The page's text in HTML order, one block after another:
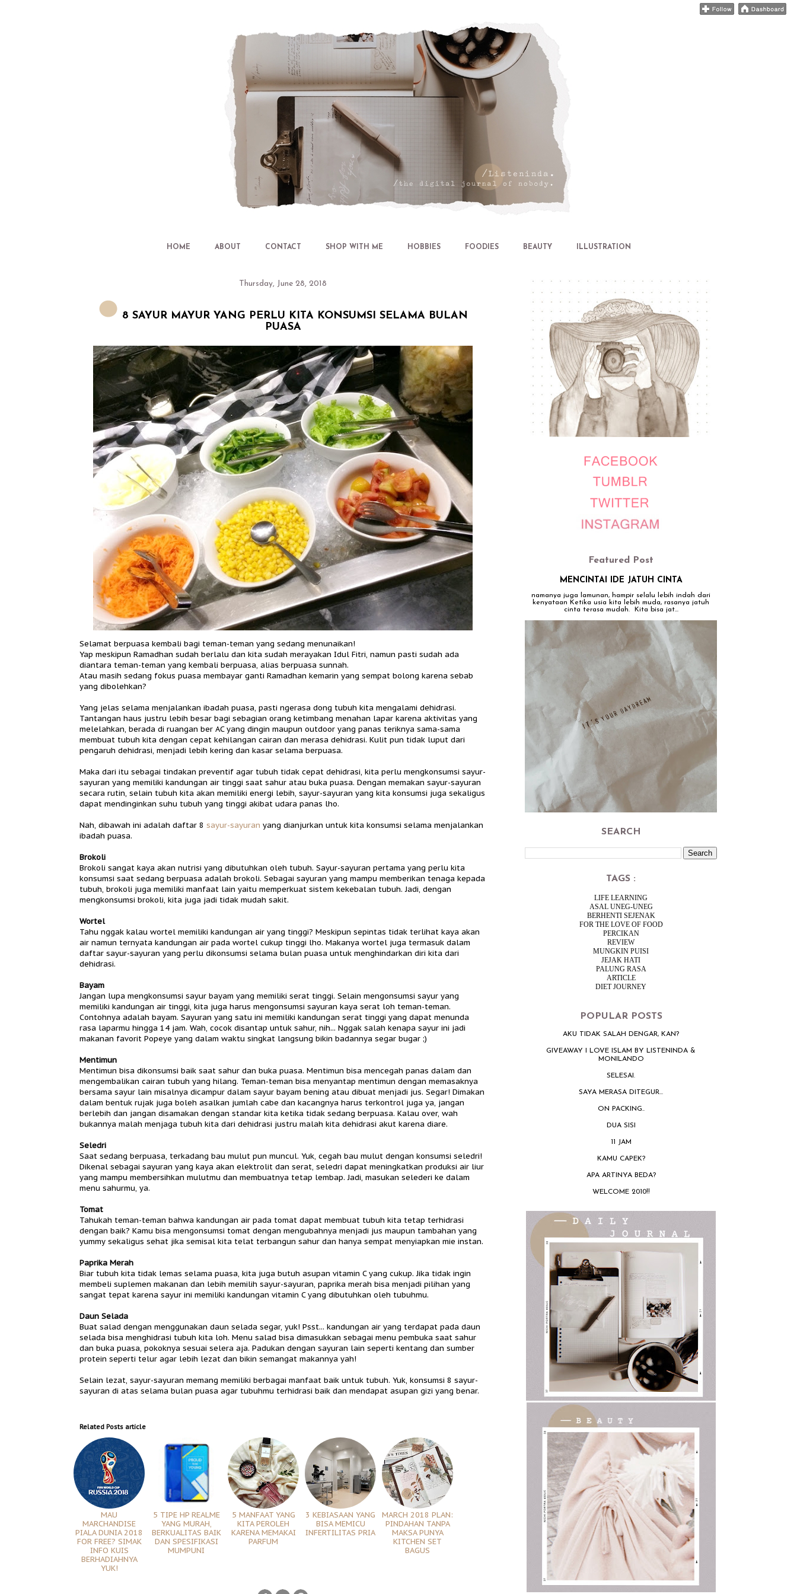
HOME ABOUT CONTACT SHOP WITH ME HOBBIES FOODIES BEAUTY ILLUSTRATION
Thursday, June 28, 2018
8 SAYUR MAYUR YANG PERLU KITA KONSUMSI SELAMA BULAN
PUASA
Selamat berpuasa kembali bagi teman-teman yang sedang menunaikan!
Yap meskipun Ramadhan sudah berlalu dan kita sudah merayakan Idul Fitri, namun pasti sudah ada
diantara teman-teman yang kembali berpuasa, alias berpuasa sunnah.
Atau masih sedang fokus puasa membayar ganti Ramadhan kemarin yang sempat bolong karena sebab
yang dibolehkan?
Yang jelas selama menjalankan ibadah puasa, pasti ngerasa dong tubuh kita mengalami dehidrasi.
Tantangan haus justru lebih besar bagi sebagian orang ketimbang menahan lapar karena aktivitas yang
melelahkan, berada di ruangan ber AC yang dingin maupun outdoor yang panas teriknya sama-sama
membuat tubuh kita dengan cepat kehilangan cairan dan merasa dehidrasi. Kulit pun tidak luput dari
pengaruh dehidrasi, menjadi lebih kering dan kasar selama berpuasa.
Maka dari itu sebagai tindakan preventif agar tubuh tidak cepat dehidrasi, kita perlu mengkonsumsi sayur-
sayuran yang memiliki kandungan air tinggi saat sahur atau buka puasa. Dengan memakan sayur-sayuran
secara rutin, selain tubuh kita akan memiliki energi lebih, sayur-sayuran yang kita konsumsi juga sekaligus
dapat mendinginkan suhu tubuh yang tinggi akibat udara panas lho.
Nah, dibawah ini adalah daftar 8 sayur-sayuran yang dianjurkan untuk kita konsumsi selama menjalankan
ibadah puasa.
Brokoli
Brokoli sangat kaya akan nutrisi yang dibutuhkan oleh tubuh. Sayur-sayuran pertama yang perlu kita
konsumsi saat sedang berpuasa adalah brokoli. Sebagai sayuran yang mampu memberikan tenaga kepada
tubuh, brokoli juga memiliki manfaat lain yaitu memperkuat sistem kekebalan tubuh. Jadi, dengan
mengkonsumsi brokoli, kita juga jadi tidak mudah sakit.
Wortel
Tahu nggak kalau wortel memiliki kandungan air yang tinggi? Meskipun sepintas tidak terlihat kaya akan
air namun ternyata kandungan air pada wortel cukup tinggi lho. Makanya wortel juga termasuk dalam
daftar sayur-sayuran yang perlu dikonsumsi selama bulan puasa untuk menghindarkan diri kita dari
dehidrasi.
Bayam
Jangan lupa mengkonsumsi sayur bayam yang memiliki serat tinggi. Selain mengonsumsi sayur yang
memiliki kandungan air tinggi, kita juga harus mengonsumsi sayuran kaya serat loh teman-teman.
Contohnya adalah bayam. Sayuran yang satu ini memiliki kandungan serat tinggi yang dapat menunda
rasa laparmu hingga 14 jam. Wah, cocok disantap untuk sahur, nih... Nggak salah kenapa sayur ini jadi
makanan favorit Popeye yang dalam waktu singkat langsung bikin badannya segar bugar ;)
Mentimun
Mentimun bisa dikonsumsi baik saat sahur dan buka puasa. Mentimun bisa mencegah panas dalam dan
mengembalikan cairan tubuh yang hilang. Teman-teman bisa menyantap mentimun dengan memasaknya
bersama sayur lain misalnya dicampur dalam sayur bayam bening atau dibuat menjadi jus. Segar! Dimakan
dalam bentuk rujak juga boleh asalkan jumlah cabe dan kacangnya harus terkontrol juga ya, jangan
berlebih dan jangan disamakan dengan standar kita ketika tidak sedang berpuasa. Kalau over, wah
bukannya malah menjaga tubuh kita dari dehidrasi justru malah kita dehidrasi akut karena diare.
Seledri
Saat sedang berpuasa, terkadang bau mulut pun muncul. Yuk, cegah bau mulut dengan konsumsi seledri!
Dikenal sebagai sayuran yang kaya akan elektrolit dan serat, seledri dapat meningkatkan produksi air liur
yang mampu membersihkan mulutmu dan membuatnya tetap lembap. Jadi, masukan selederi ke dalam
menu sahurmu, ya.
Tomat
Tahukah teman-teman bahwa kandungan air pada tomat dapat membuat tubuh kita tetap terhidrasi
dengan baik? Kamu bisa mengonsumsi tomat dengan mengubahnya menjadi jus maupun tambahan yang
yummy sekaligus sehat jika semisal kita telat terbangun sahur dan hanya sempat menyiapkan mie instan.
Paprika Merah
Biar tubuh kita tidak lemas selama puasa, kita juga butuh asupan vitamin C yang cukup. Jika tidak ingin
membeli suplemen makanan dan lebih memilih sayur-sayuran, paprika merah bisa menjadi pilihan yang
sangat tepat karena sayur ini memiliki kandungan vitamin C yang dibutuhkan oleh tubuhmu.
Daun Selada
Buat salad dengan menggunakan daun selada segar, yuk! Psst... kandungan air yang terdapat pada daun
selada bisa menghidrasi tubuh kita loh. Menu salad bisa dimasukkan sebagai menu pembuka saat sahur
dan buka puasa, pokoknya sesuai selera aja. Padukan dengan sayuran lain seperti kentang dan sumber
protein seperti telur agar lebih lezat dan bikin semangat makannya yah!
Selain lezat, sayur-sayuran memang memiliki berbagai manfaat baik untuk tubuh. Yuk, konsumsi 8 sayur-
sayuran di atas selama bulan puasa agar tubuhmu terhidrasi baik dan mendapat asupan gizi yang benar.
Related Posts article
MAU
MARCHANDISE
PIALA DUNIA 2018
FOR FREE? SIMAK
INFO KUIS
BERHADIAHNYA
YUK!
5 TIPE HP REALME
YANG MURAH,
BERKUALITAS BAIK
DAN SPESIFIKASI
MUMPUNI
5 MANFAAT YANG
KITA PEROLEH
KARENA MEMAKAI
PARFUM
3 KEBIASAAN YANG
BISA MEMICU
INFERTILITAS PRIA
MARCH 2018 PLAN:
PINDAHAN TANPA
MAKSA PUNYA
KITCHEN SET
BAGUS
Featured Post
MENCINTAI IDE JATUH CINTA
namanya juga lamunan, hampir selalu lebih indah dari
kenyataan Ketika usia kita lebih muda, rasanya jatuh
cinta terasa mudah. Kita bisa jat...
SEARCH
TAGS :
LIFE LEARNING
ASAL UNEG-UNEG
BERHENTI SEJENAK
FOR THE LOVE OF FOOD
PERCIKAN
REVIEW
MUNGKIN PUISI
JEJAK HATI
PALUNG RASA
ARTICLE
DIET JOURNEY
POPULAR POSTS
AKU TIDAK SALAH DENGAR, KAN?
GIVEAWAY I LOVE ISLAM BY LISTENINDA &
MONILANDO
SELESAI.
SAYA MERASA DITEGUR...
ON PACKING..
DUA SISI
11 JAM
KAMU CAPEK?
APA ARTINYA BEDA?
WELCOME 2010!!